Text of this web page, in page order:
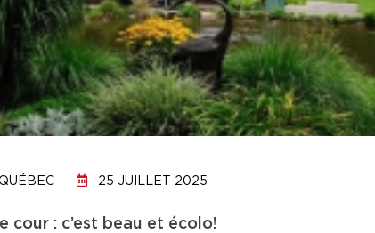
25 JUILLET 2025
cour : c’est beau et écolo!